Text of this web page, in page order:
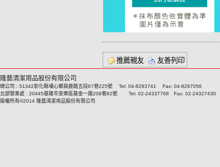
推薦親友 友善列印
隆藝清潔用品股份有限公司
總公司 : 51342彰化縣埔心鄉員鹿路五段67巷225號 Tel: 04-8293741 Fax: 04-8297056
北部營業處 : 20445基隆市安樂區基金一路208巷82號 Tel: 02-24337768 Fax: 02-24327430
版權所有©2014 隆藝清潔用品股份有限公司